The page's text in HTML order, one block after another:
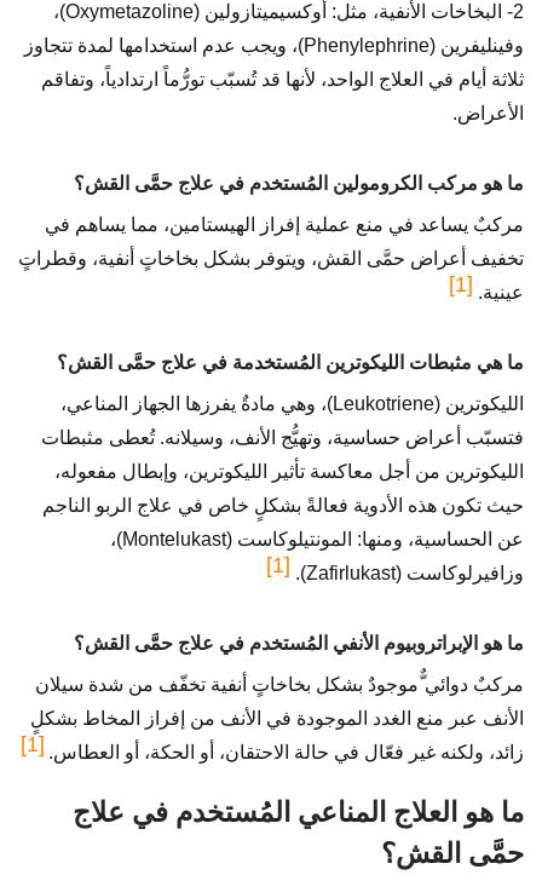
2- البخاخات الأنفية، مثل: أوكسيميتازولين (Oxymetazoline)،
وفينليفرين (Phenylephrine)، ويجب عدم استخدامها لمدة تتجاوز
ثلاثة أيام في العلاج الواحد، لأنها قد تُسبّب تورُّماً ارتدادياً، وتفاقم
الأعراض.
ما هو مركب الكرومولين المُستخدم في علاج حمَّى القش؟
مركبٌ يساعد في منع عملية إفراز الهيستامين، مما يساهم في
تخفيف أعراض حمَّى القش، ويتوفر بشكل بخاخاتٍ أنفية، وقطراتٍ
عينية. [1]
ما هي مثبطات الليكوترين المُستخدمة في علاج حمَّى القش؟
الليكوترين (Leukotriene)، وهي مادةٌ يفرزها الجهاز المناعي،
فتسبّب أعراض حساسية، وتهيُّج الأنف، وسيلانه. تُعطى مثبطات
الليكوترين من أجل معاكسة تأثير الليكوترين، وإبطال مفعوله،
حيث تكون هذه الأدوية فعالةً بشكلٍ خاص في علاج الربو الناجم
عن الحساسية، ومنها: المونتيلوكاست (Montelukast)،
وزافيرلوكاست (Zafirlukast).
[1]
ما هو الإبراتروبيوم الأنفي المُستخدم في علاج حمَّى القش؟
مركبٌ دوائي ٌّموجودٌ بشكل بخاخاتٍ أنفية تخفّف من شدة سيلان
الأنف عبر منع الغدد الموجودة في الأنف من إفراز المخاط بشكلٍ
زائد، ولكنه غير فعّال في حالة الاحتقان، أو الحكة، أو العطاس. [1]
ما هو العلاج المناعي المُستخدم في علاج
حمَّى القش؟